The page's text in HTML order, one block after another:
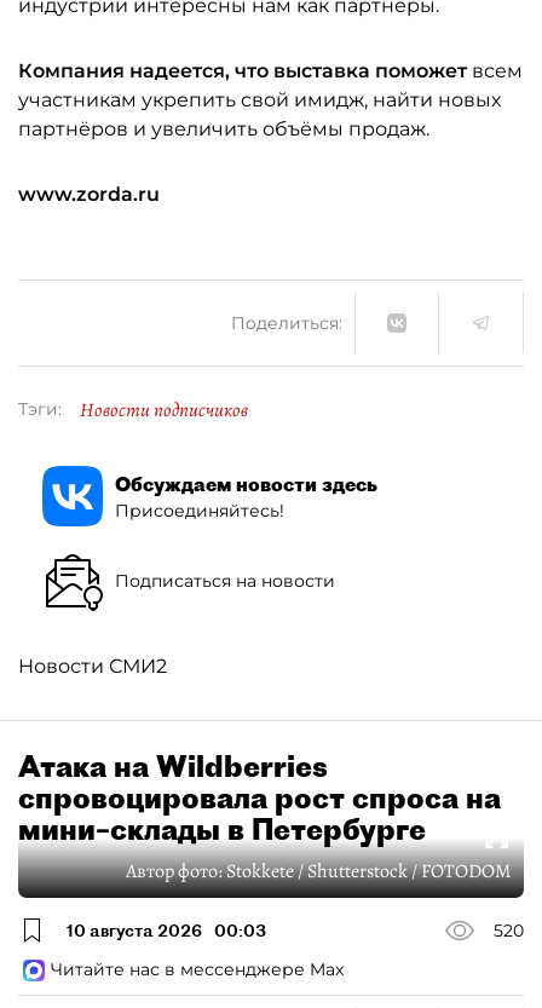
индустрии интересны нам как партнёры.
Компания надеется, что выставка поможет всем
участникам укрепить свой имидж, найти новых
партнёров и увеличить объёмы продаж.
www.zorda.ru
Поделиться:
Тэги: Новости подписчиков
Обсуждаем новости здесь
Присоединяйтесь!
Подписаться на новости
Новости СМИ2
Атака на Wildberries
спровоцировала рост спроса на
мини–склады в Петербурге
Автор фото:Stokkete / Shutterstock / FOTODOM
10 августа 2026 00:03
520
Читайте нас в мессенджере Max